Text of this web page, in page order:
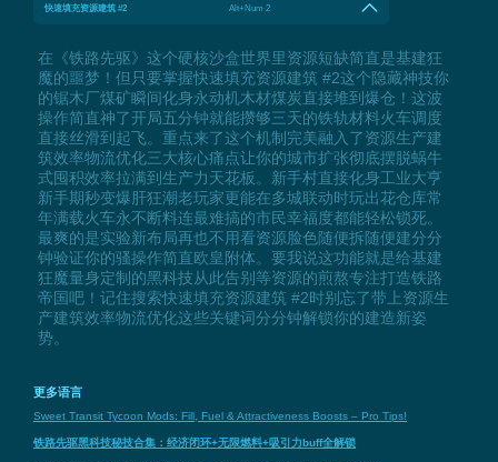
快速填充资源建筑 #2 Alt+Num 2
在《铁路先驱》这个硬核沙盒世界里资源短缺简直是基建狂
魔的噩梦！但只要掌握快速填充资源建筑 #2这个隐藏神技你
的锯木厂煤矿瞬间化身永动机木材煤炭直接堆到爆仓！这波
操作简直神了开局五分钟就能攒够三天的铁轨材料火车调度
直接丝滑到起飞。重点来了这个机制完美融入了资源生产建
筑效率物流优化三大核心痛点让你的城市扩张彻底摆脱蜗牛
式囤积效率拉满到生产力天花板。新手村直接化身工业大亨
新手期秒变爆肝狂潮老玩家更能在多城联动时玩出花仓库常
年满载火车永不断料连最难搞的市民幸福度都能轻松锁死。
最爽的是实验新布局再也不用看资源脸色随便拆随便建分分
钟验证你的骚操作简直欧皇附体。要我说这功能就是给基建
狂魔量身定制的黑科技从此告别等资源的煎熬专注打造铁路
帝国吧！记住搜索快速填充资源建筑 #2时别忘了带上资源生
产建筑效率物流优化这些关键词分分钟解锁你的建造新姿
势。
更多语言
Sweet Transit Tycoon Mods: Fill, Fuel & Attractiveness Boosts – Pro Tips!
铁路先驱黑科技秘技合集：经济闭环+无限燃料+吸引力buff全解锁